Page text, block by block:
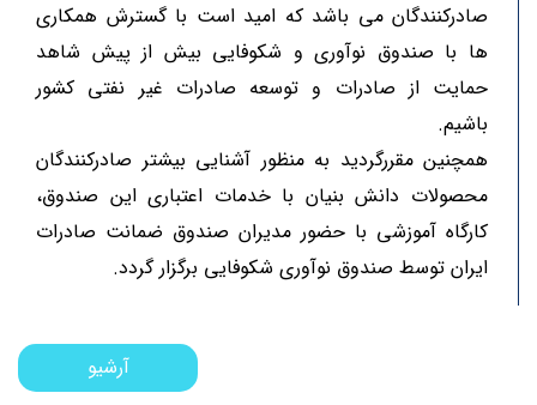
صادرکنندگان می باشد که امید است با گسترش همکاری
ها با صندوق نوآوری و شکوفایی بیش از پیش شاهد
حمایت از صادرات و توسعه صادرات غیر نفتی کشور
باشیم.
همچنین مقررگردید به منظور آشنایی بیشتر صادرکنندگان
محصولات دانش بنیان با خدمات اعتباری این صندوق،
کارگاه آموزشی با حضور مدیران صندوق ضمانت صادرات
ایران توسط صندوق نوآوری شکوفایی برگزار گردد.
آرشیو
news-noavari-14040702